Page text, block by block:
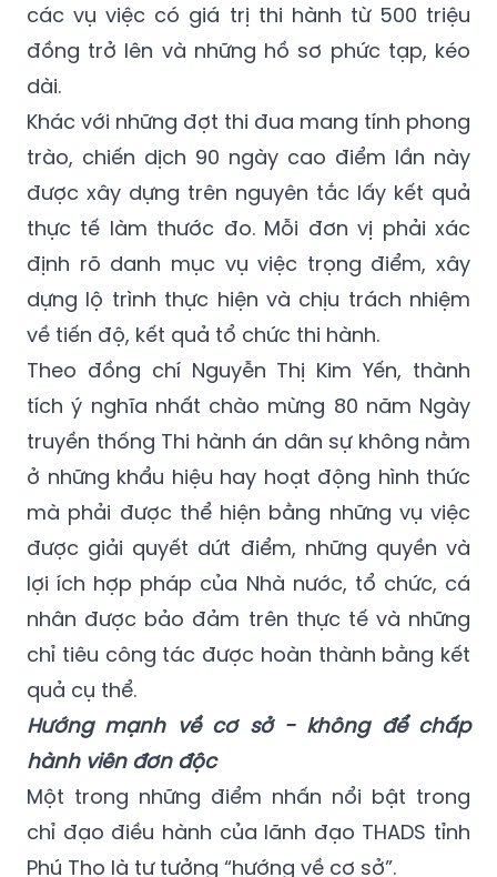
các vụ việc có giá trị thi hành từ 500 triệu
đồng trở lên và những hồ sơ phức tạp, kéo
dài.
Khác với những đợt thi đua mang tính phong
trào, chiến dịch 90 ngày cao điểm lần này
được xây dựng trên nguyên tắc lấy kết quả
thực tế làm thước đo. Mỗi đơn vị phải xác
định rõ danh mục vụ việc trọng điểm, xây
dựng lộ trình thực hiện và chịu trách nhiệm
về tiến độ, kết quả tổ chức thi hành.
Theo đồng chí Nguyễn Thị Kim Yến, thành
tích ý nghĩa nhất chào mừng 80 năm Ngày
truyền thống Thi hành án dân sự không nằm
ở những khẩu hiệu hay hoạt động hình thức
mà phải được thể hiện bằng những vụ việc
được giải quyết dứt điểm, những quyền và
lợi ích hợp pháp của Nhà nước, tổ chức, cá
nhân được bảo đảm trên thực tế và những
chỉ tiêu công tác được hoàn thành bằng kết
quả cụ thể.
Hướng mạnh về cơ sở - không để chấp
hành viên đơn độc
Một trong những điểm nhấn nổi bật trong
chỉ đạo điều hành của lãnh đạo THADS tỉnh
Phú Thọ là tư tưởng “hướng về cơ sở”.